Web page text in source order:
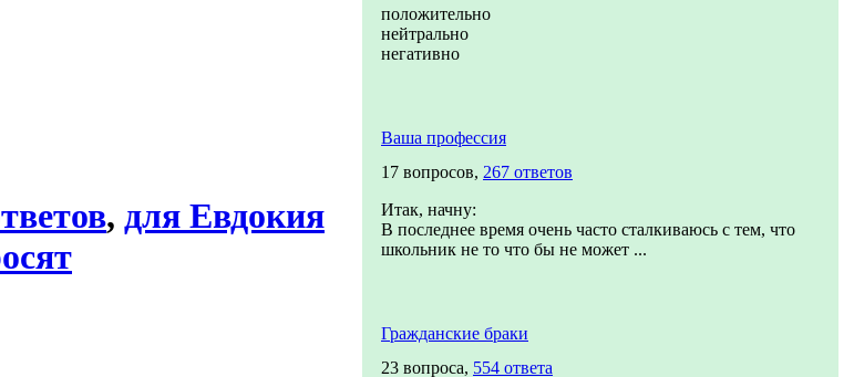
, для Евдокия
положительно
нейтрально
негативно
Ваша профессия
17 вопросов, 267 ответов
Итак, начну:
В последнее время очень часто сталкиваюсь с тем, что
школьник не то что бы не может ...
Гражданские браки
23 вопроса, 554 ответа